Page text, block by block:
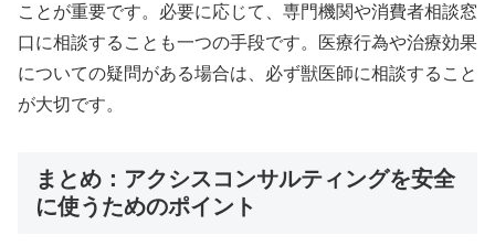
ことが重要です。必要に応じて、専門機関や消費者相談窓
口に相談することも一つの手段です。医療行為や治療効果
についての疑問がある場合は、必ず獣医師に相談すること
が大切です。
まとめ：アクシスコンサルティングを安全
に使うためのポイント